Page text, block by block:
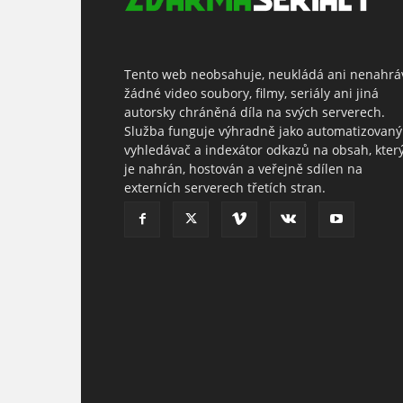
Tento web neobsahuje, neukládá ani
žádné video soubory, filmy, seriály ani jiná
autorsky chráněná díla na svých serverech.
Služba funguje výhradně jako automatizovaný
vyhledávač a indexátor odkazů na obsah,
je nahrán, hostován a veřejně sdílen na
externích serverech třetích stran.